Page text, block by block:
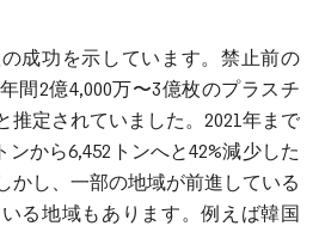
成功を示しています。禁止前の
間2億4,000万〜3億枚のプラスチ
推定されていました。2021年まで
ンから6,452トンへと42%減少した
かし、一部の地域が前進している
る地域もあります。例えば韓国